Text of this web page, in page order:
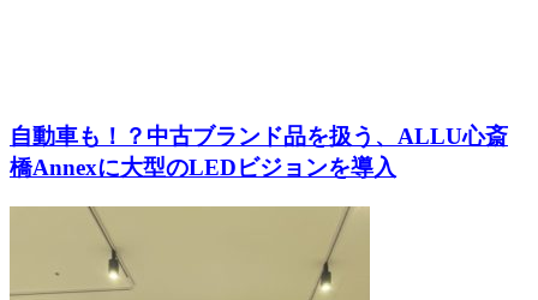
自動車も！？中古ブランド品を扱う、ALLU心斎
橋Annexに大型のLEDビジョンを導入